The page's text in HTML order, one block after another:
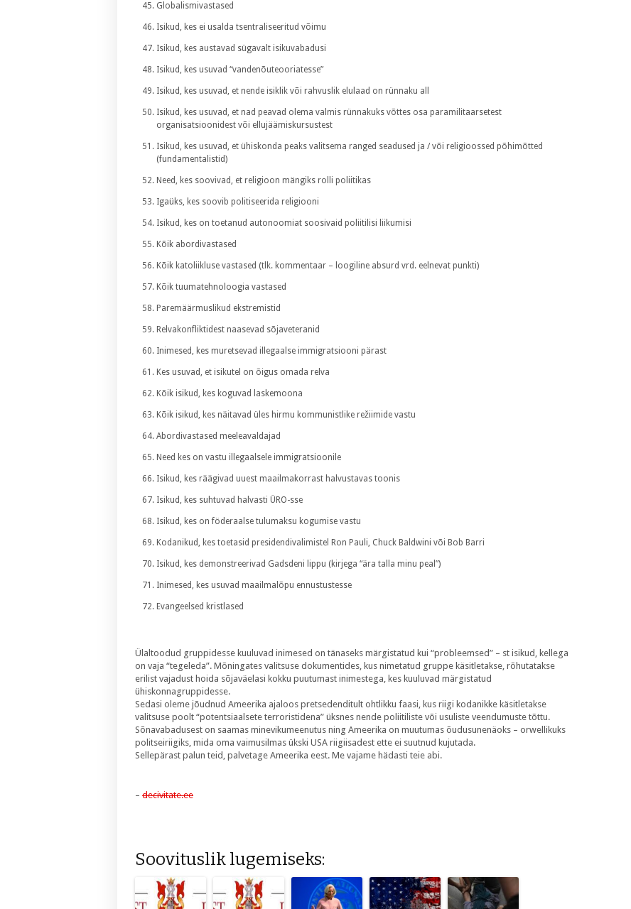
Globalismivastased
Isikud, kes ei usalda tsentraliseeritud võimu
Isikud, kes austavad sügavalt isikuvabadusi
Isikud, kes usuvad “vandenõuteooriatesse”
Isikud, kes usuvad, et nende isiklik või rahvuslik elulaad on rünnaku all
Isikud, kes usuvad, et nad peavad olema valmis rünnakuks võttes osa paramilitaarsetest
organisatsioonidest või ellujäämiskursustest
Isikud, kes usuvad, et ühiskonda peaks valitsema ranged seadused ja / või religioossed põhimõtted
(fundamentalistid)
Need, kes soovivad, et religioon mängiks rolli poliitikas
Igaüks, kes soovib politiseerida religiooni
Isikud, kes on toetanud autonoomiat soosivaid poliitilisi liikumisi
Kõik abordivastased
Kõik katoliikluse vastased (tlk. kommentaar – loogiline absurd vrd. eelnevat punkti)
Kõik tuumatehnoloogia vastased
Paremäärmuslikud ekstremistid
Relvakonfliktidest naasevad sõjaveteranid
Inimesed, kes muretsevad illegaalse immigratsiooni pärast
Kes usuvad, et isikutel on õigus omada relva
Kõik isikud, kes koguvad laskemoona
Kõik isikud, kes näitavad üles hirmu kommunistlike režiimide vastu
Abordivastased meeleavaldajad
Need kes on vastu illegaalsele immigratsioonile
Isikud, kes räägivad uuest maailmakorrast halvustavas toonis
Isikud, kes suhtuvad halvasti ÜRO-sse
Isikud, kes on föderaalse tulumaksu kogumise vastu
Kodanikud, kes toetasid presidendivalimistel Ron Pauli, Chuck Baldwini või Bob Barri
Isikud, kes demonstreerivad Gadsdeni lippu (kirjega “ära talla minu peal”)
Inimesed, kes usuvad maailmalõpu ennustustesse
Evangeelsed kristlased
Ülaltoodud gruppidesse kuuluvad inimesed on tänaseks märgistatud kui “probleemsed” – st isikud, kellega
on vaja “tegeleda”. Mõningates valitsuse dokumentides, kus nimetatud gruppe käsitletakse, rõhutatakse
erilist vajadust hoida sõjaväelasi kokku puutumast inimestega, kes kuuluvad märgistatud
ühiskonnagruppidesse.
Sedasi oleme jõudnud Ameerika ajaloos pretsedenditult ohtlikku faasi, kus riigi kodanikke käsitletakse
valitsuse poolt “potentsiaalsete terroristidena” üksnes nende poliitiliste või usuliste veendumuste tõttu.
Sõnavabadusest on saamas minevikumeenutus ning Ameerika on muutumas õudusunenäoks – orwellikuks
politseiriigiks, mida oma vaimusilmas ükski USA riigiisadest ette ei suutnud kujutada.
Sellepärast palun teid, palvetage Ameerika eest. Me vajame hädasti teie abi.
– decivitate.ee
Soovituslik lugemiseks: